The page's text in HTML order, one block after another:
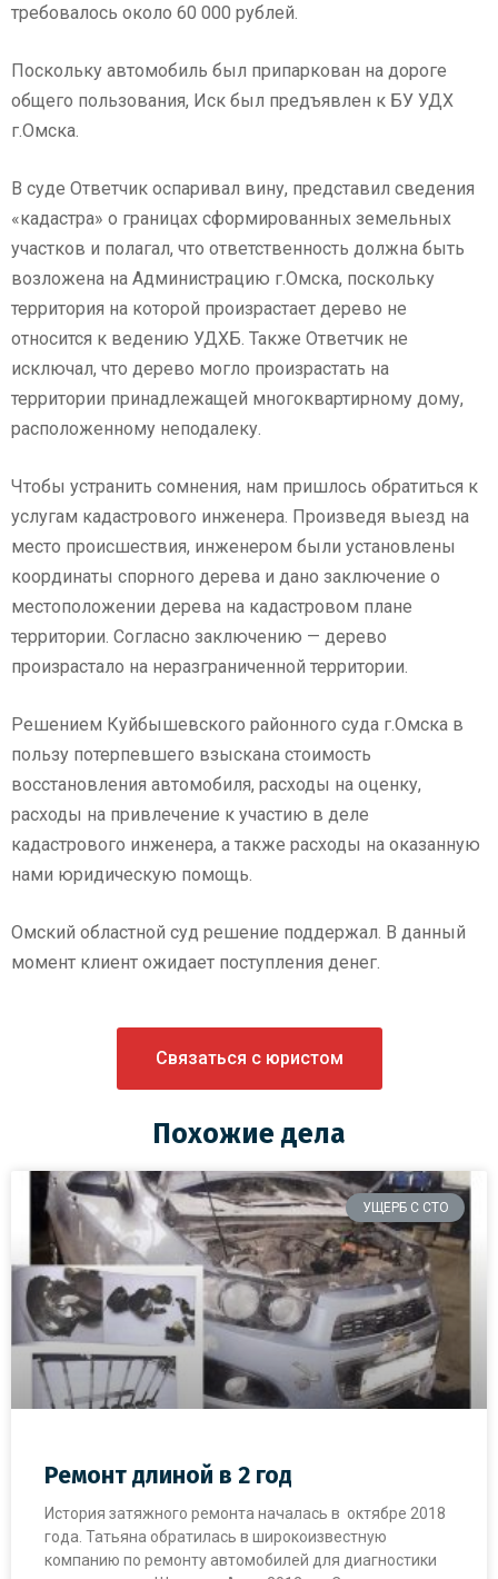
требовалось около 60 000 рублей.
Поскольку автомобиль был припаркован на дороге
общего пользования, Иск был предъявлен к БУ УДХ
г.Омска.
В суде Ответчик оспаривал вину, представил сведения
«кадастра» о границах сформированных земельных
участков и полагал, что ответственность должна быть
возложена на Администрацию г.Омска, поскольку
территория на которой произрастает дерево не
относится к ведению УДХБ. Также Ответчик не
исключал, что дерево могло произрастать на
территории принадлежащей многоквартирному дому,
расположенному неподалеку.
Чтобы устранить сомнения, нам пришлось обратиться к
услугам кадастрового инженера. Произведя выезд на
место происшествия, инженером были установлены
координаты спорного дерева и дано заключение о
местоположении дерева на кадастровом плане
территории. Согласно заключению — дерево
произрастало на неразграниченной территории.
Решением Куйбышевского районного суда г.Омска в
пользу потерпевшего взыскана стоимость
восстановления автомобиля, расходы на оценку,
расходы на привлечение к участию в деле
кадастрового инженера, а также расходы на оказанную
нами юридическую помощь.
Омский областной суд решение поддержал. В данный
момент клиент ожидает поступления денег.
Связаться с юристом
Похожие дела
УЩЕРБ С СТО
Ремонт длиной в 2 год
История затяжного ремонта началась в октябре 2018
года. Татьяна обратилась в широкоизвестную
компанию по ремонту автомобилей для диагностики